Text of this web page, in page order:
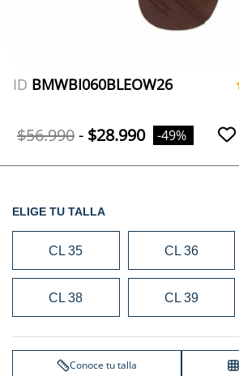
ID BMWBI060BLEOW26
$56.990- $28.990 -49%
ELIGE TU TALLA
CL 35 CL 36
CL 38 CL 39
Conoce tu talla